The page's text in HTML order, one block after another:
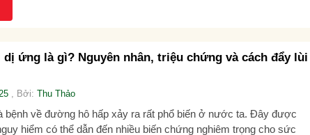
dị ứng là gì? Nguyên nhân, triệu chứng và cách đẩy lùi
, Bởi: Thu Thảo
bệnh về đường hô hấp xảy ra rất phổ biến ở nước ta. Đây được
hiểm có thể dẫn đến nhiều biến chứng nghiêm trọng cho sức